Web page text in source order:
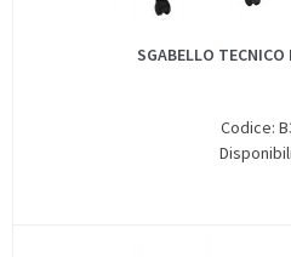
SGABELLO TECNICO
Codice: